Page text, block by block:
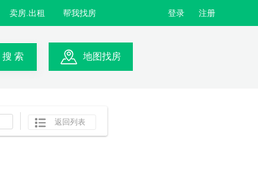
卖房.出租 帮我找房 登录 注册
搜 索 地图找房
返回列表